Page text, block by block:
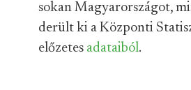
sokan Magyarországot,
derült ki a Központi
előzetes adataiból.